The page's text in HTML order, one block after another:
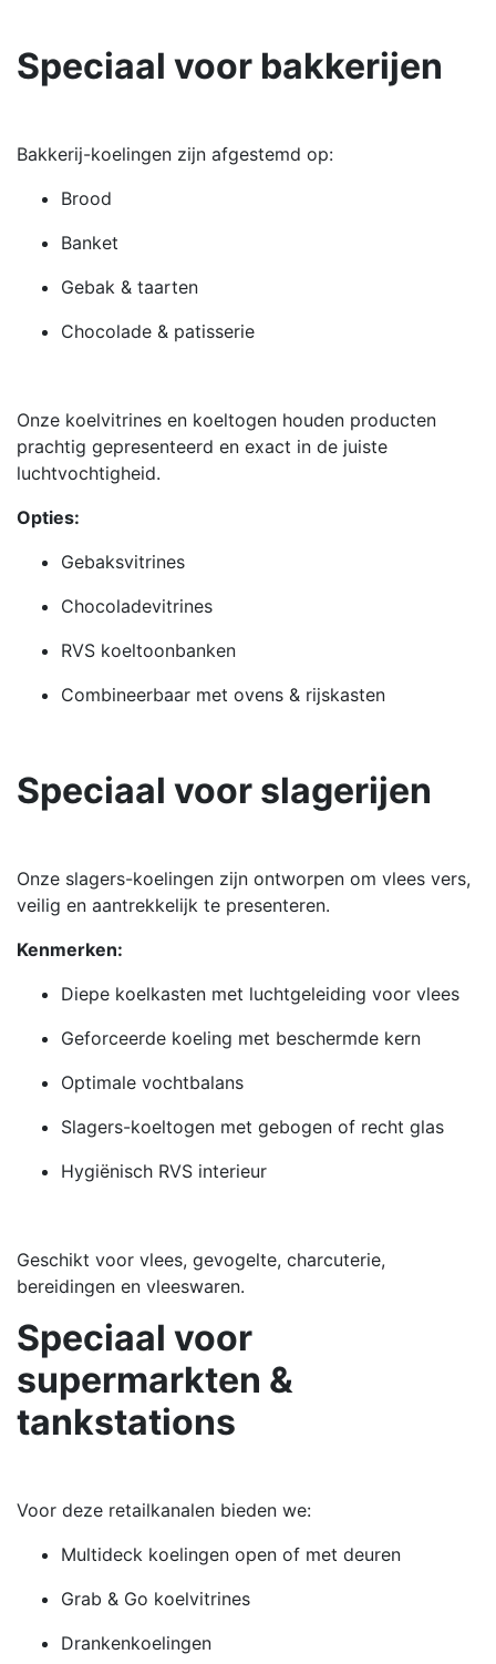
Speciaal voor bakkerijen
Bakkerij-koelingen zijn afgestemd op:
Brood
Banket
Gebak & taarten
Chocolade & patisserie
Onze koelvitrines en koeltogen houden producten
prachtig gepresenteerd en exact in de juiste
luchtvochtigheid.
Opties:
Gebaksvitrines
Chocoladevitrines
RVS koeltoonbanken
Combineerbaar met ovens & rijskasten
Speciaal voor slagerijen
Onze slagers-koelingen zijn ontworpen om vlees vers,
veilig en aantrekkelijk te presenteren.
Kenmerken:
Diepe koelkasten met luchtgeleiding voor vlees
Geforceerde koeling met beschermde kern
Optimale vochtbalans
Slagers-koeltogen met gebogen of recht glas
Hygiënisch RVS interieur
Geschikt voor vlees, gevogelte, charcuterie,
bereidingen en vleeswaren.
Speciaal voor
supermarkten &
tankstations
Voor deze retailkanalen bieden we:
Multideck koelingen open of met deuren
Grab & Go koelvitrines
Drankenkoelingen